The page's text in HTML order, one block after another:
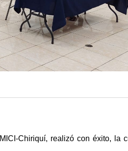
Chiriquí, realizó con éxito, la